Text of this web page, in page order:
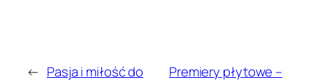
← Pasja i miłość do Premiery płytowe –